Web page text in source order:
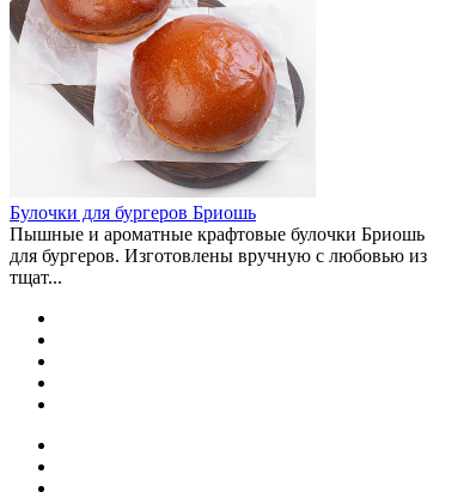
Булочки для бургеров Бриошь
Пышные и ароматные крафтовые булочки Бриошь
для бургеров. Изготовлены вручную с любовью из
тщат...